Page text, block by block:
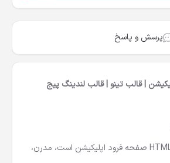
پرسش و پاسخ
| قالب تینو | قالب لندینگ پیج
قالب تینو یک قالب HTML صفحه فرود اپلیکیشن است، مدرن،